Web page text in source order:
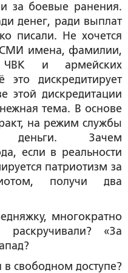
за боевые ранения.
денег, ради выплат
писали. Не хочется
СМИ имена, фамилии,
ЧВК и армейских
это дискредитирует
дискредитации
тема. В основе
на режим службы
Зачем
если в реальности
патриотизм за
получи два
многократно
раскручивали? «За
свободном доступе?